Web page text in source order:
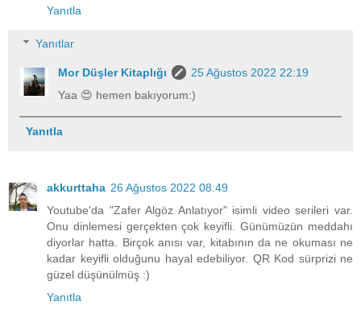
Yanıtla
Yanıtlar
Mor Düşler Kitaplığı
25 Ağustos 2022 22:19
Yaa 😍 hemen bakıyorum:)
Yanıtla
akkurttaha 26 Ağustos 2022 08:49
Youtube'da "Zafer Algöz Anlatıyor" isimli video serileri var.
Onu dinlemesi gerçekten çok keyifli. Günümüzün meddahı
diyorlar hatta. Birçok anısı var, kitabının da ne okuması ne
kadar keyifli olduğunu hayal edebiliyor. QR Kod sürprizi ne
güzel düşünülmüş :)
Yanıtla